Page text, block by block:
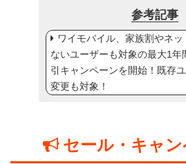
参考記事
ワイモバイル、家族割やネッ
ないユーザーも対象の最大1年
引キャンペーンを開始！既存
変更も対象！
セール・キャ